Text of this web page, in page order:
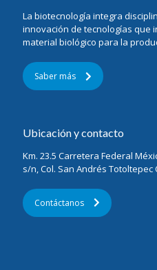
La biotecnología integra
innovación de tecnologías que
material biológico para la
Saber más
Ubicación y contacto
Km. 23.5 Carretera Federal
s/n, Col. San Andrés Totoltepec
Contáctanos